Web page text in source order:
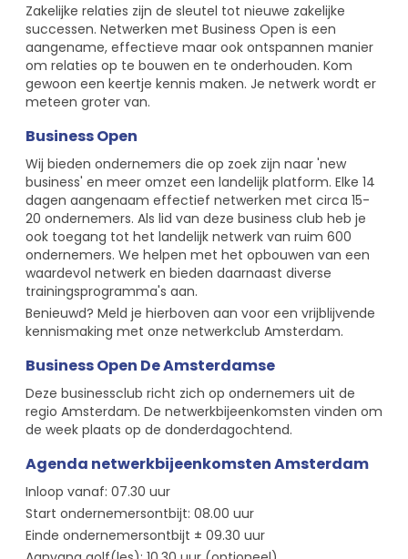
Zakelijke relaties zijn de sleutel tot nieuwe zakelijke
successen. Netwerken met Business Open is een
aangename, effectieve maar ook ontspannen manier
om relaties op te bouwen en te onderhouden. Kom
gewoon een keertje kennis maken. Je netwerk wordt er
meteen groter van.
Business Open
Wij bieden ondernemers die op zoek zijn naar 'new
business' en meer omzet een landelijk platform. Elke 14
dagen aangenaam effectief netwerken met circa 15-
20 ondernemers. Als lid van deze business club heb je
ook toegang tot het landelijk netwerk van ruim 600
ondernemers. We helpen met het opbouwen van een
waardevol netwerk en bieden daarnaast diverse
trainingsprogramma's aan.
Benieuwd? Meld je hierboven aan voor een vrijblijvende
kennismaking met onze netwerkclub Amsterdam.
Business Open De Amsterdamse
Deze businessclub richt zich op ondernemers uit de
regio Amsterdam. De netwerkbijeenkomsten vinden om
de week plaats op de donderdagochtend.
Agenda netwerkbijeenkomsten Amsterdam
Inloop vanaf: 07.30 uur
Start ondernemersontbijt: 08.00 uur
Einde ondernemersontbijt ± 09.30 uur